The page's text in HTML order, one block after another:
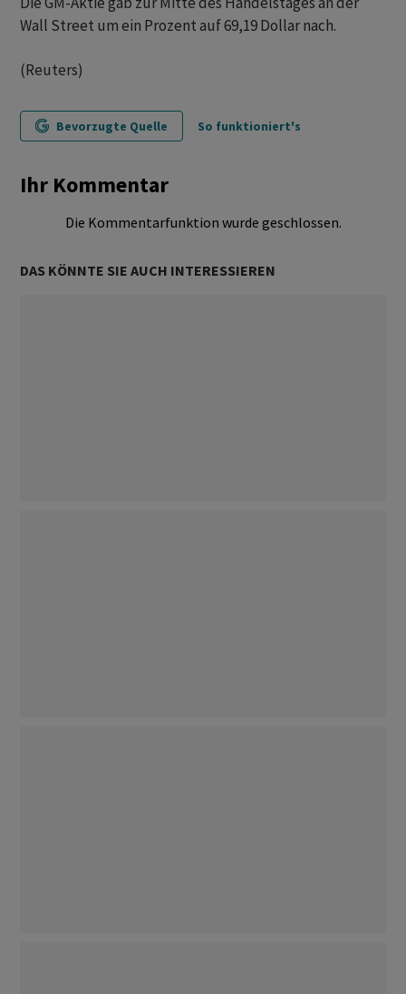
Wall Street um ein Prozent auf 69,19 Dollar nach.
(Reuters)
Bevorzugte Quelle So funktioniert's
Ihr Kommentar
Die Kommentarfunktion wurde geschlossen.
DAS KÖNNTE SIE AUCH INTERESSIEREN